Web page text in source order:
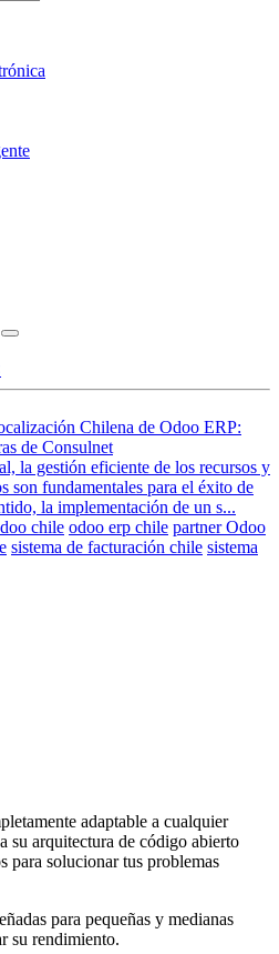
Chilena de Odoo ERP:
de Consulnet
la gestión eficiente de los recursos y
son fundamentales para el éxito de
la implementación de un s...
chile odoo erp chile partner Odoo
sistema de facturación chile sistema
adaptable a cualquier
su arquitectura de código abierto
para solucionar tus problemas
para pequeñas y medianas
su rendimiento.